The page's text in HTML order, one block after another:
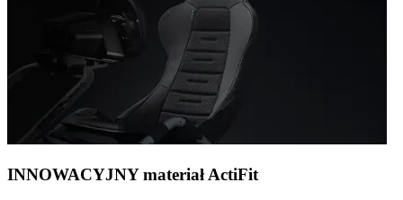
INNOWACYJNY materiał ActiFit